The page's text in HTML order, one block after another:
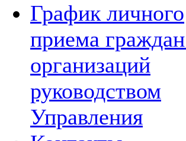
График личного
приема
организаций
руководством
Управления